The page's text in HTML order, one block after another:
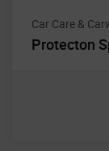
Car Care &
Protecton